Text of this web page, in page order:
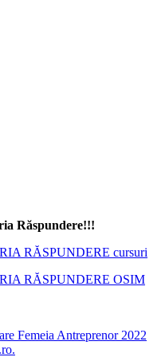
Răspundere!!!
RĂSPUNDERE cursuri
RĂSPUNDERE OSIM
Femeia Antreprenor 2022